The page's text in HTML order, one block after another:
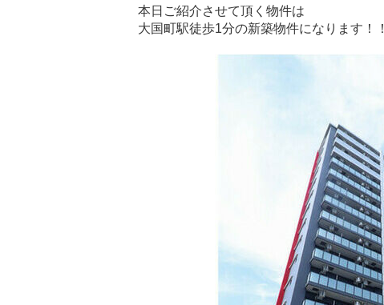
本日ご紹介させて頂く物件は
大国町駅徒歩1分の新築物件になります！！